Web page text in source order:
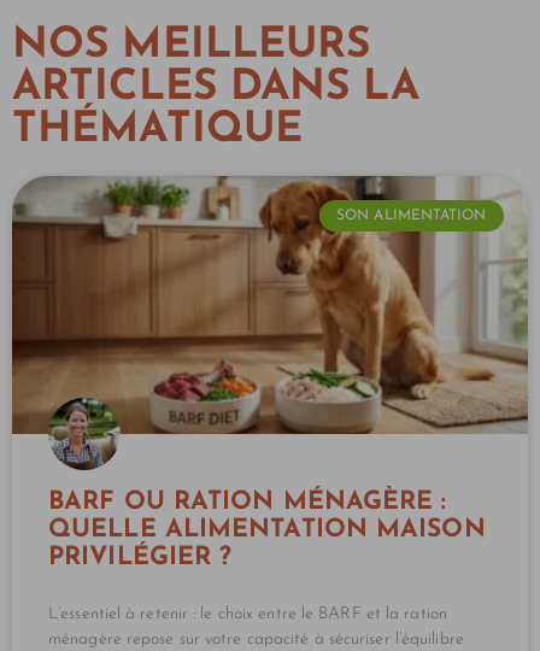
NOS MEILLEURS
ARTICLES DANS LA
THÉMATIQUE
SON ALIMENTATION
BARF OU RATION MÉNAGÈRE :
QUELLE ALIMENTATION MAISON
PRIVILÉGIER ?
L’essentiel à retenir : le choix entre le BARF et la ration
ménagère repose sur votre capacité à sécuriser l’équilibre